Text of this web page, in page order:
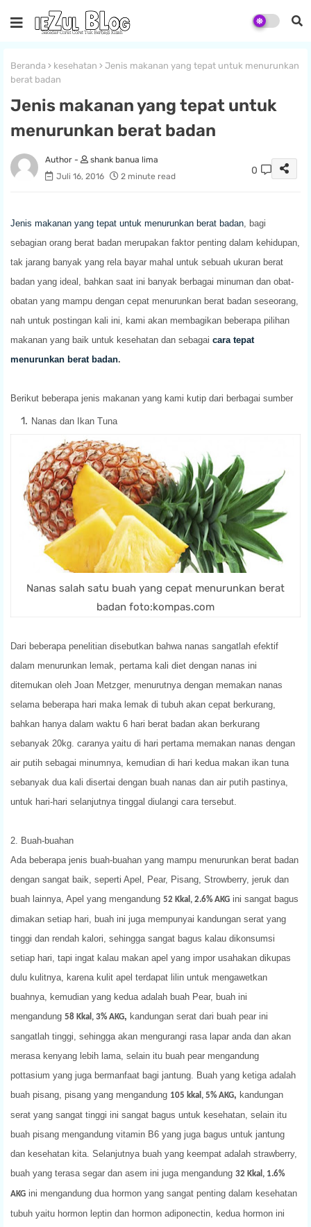
Beranda kesehatan
Jenis makanan yang tepat untuk menurunkan
berat badan
Jenis makanan yang tepat untuk
menurunkan berat badan
shank banua lima
Juli 16, 2016
2 minute read
0
Jenis makanan yang tepat untuk menurunkan berat badan, bagi
sebagian orang berat badan merupakan faktor penting dalam kehidupan,
tak jarang banyak yang rela bayar mahal untuk sebuah ukuran berat
badan yang ideal, bahkan saat ini banyak berbagai minuman dan obat-
obatan yang mampu dengan cepat menurunkan berat badan seseorang,
nah untuk postingan kali ini, kami akan membagikan beberapa pilihan
makanan yang baik untuk kesehatan dan sebagai cara tepat
menurunkan berat badan.
Berikut beberapa jenis makanan yang kami kutip dari berbagai sumber
Nanas dan Ikan Tuna
Nanas salah satu buah yang cepat menurunkan berat
badan foto:kompas.com
Dari beberapa penelitian disebutkan bahwa nanas sangatlah efektif
dalam menurunkan lemak, pertama kali diet dengan nanas ini
ditemukan oleh Joan Metzger, menurutnya dengan memakan nanas
selama beberapa hari maka lemak di tubuh akan cepat berkurang,
bahkan hanya dalam waktu 6 hari berat badan akan berkurang
sebanyak 20kg. caranya yaitu di hari pertama memakan nanas dengan
air putih sebagai minumnya, kemudian di hari kedua makan ikan tuna
sebanyak dua kali disertai dengan buah nanas dan air putih pastinya,
untuk hari-hari selanjutnya tinggal diulangi cara tersebut.
2. Buah-buahan
Ada beberapa jenis buah-buahan yang mampu menurunkan berat badan
dengan sangat baik, seperti Apel, Pear, Pisang, Strowberry, jeruk dan
buah lainnya, Apel yang mengandung 52 Kkal, 2.6% AKG ini sangat bagus
dimakan setiap hari, buah ini juga mempunyai kandungan serat yang
tinggi dan rendah kalori, sehingga sangat bagus kalau dikonsumsi
setiap hari, tapi ingat kalau makan apel yang impor usahakan dikupas
dulu kulitnya, karena kulit apel terdapat lilin untuk mengawetkan
buahnya, kemudian yang kedua adalah buah Pear, buah ini
mengandung 58 Kkal, 3% AKG, kandungan serat dari buah pear ini
sangatlah tinggi, sehingga akan mengurangi rasa lapar anda dan akan
merasa kenyang lebih lama, selain itu buah pear mengandung
pottasium yang juga bermanfaat bagi jantung. Buah yang ketiga adalah
buah pisang, pisang yang mengandung 105 kkal, 5% AKG, kandungan
serat yang sangat tinggi ini sangat bagus untuk kesehatan, selain itu
buah pisang mengandung vitamin B6 yang juga bagus untuk jantung
dan kesehatan kita. Selanjutnya buah yang keempat adalah strawberry,
buah yang terasa segar dan asem ini juga mengandung 32 Kkal, 1.6%
AKG ini mengandung dua hormon yang sangat penting dalam kesehatan
tubuh yaitu hormon leptin dan hormon adiponectin, kedua hormon ini